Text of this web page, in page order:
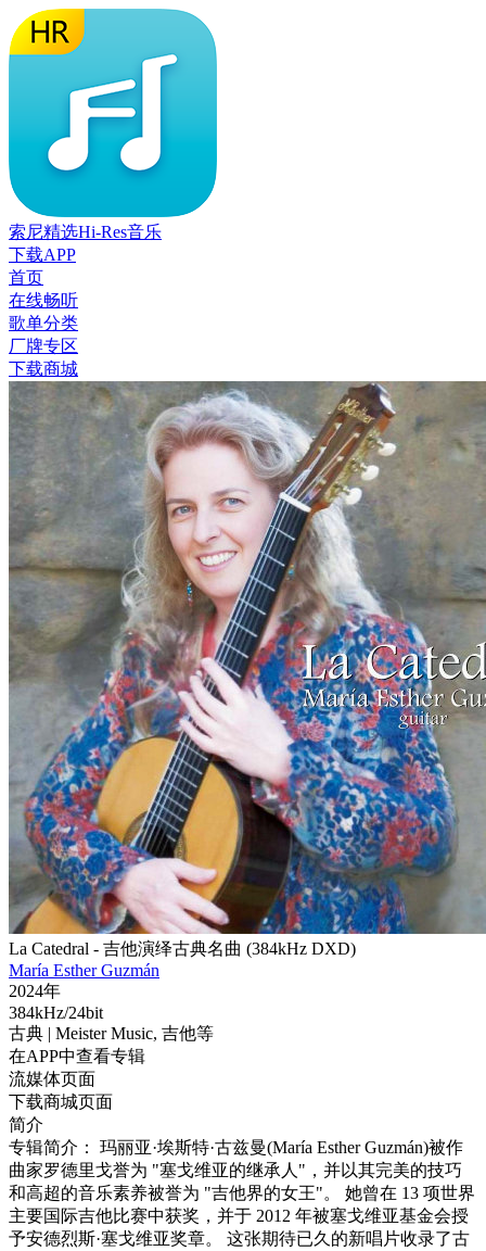
索尼精选Hi-Res音乐
下载APP
首页
在线畅听
歌单分类
厂牌专区
下载商城
La Catedral - 吉他演绎古典名曲 (384kHz DXD)
María Esther Guzmán
2024年
384kHz/24bit
古典 | Meister Music, 吉他等
在APP中查看专辑
流媒体页面
下载商城页面
简介
专辑简介： 玛丽亚·埃斯特·古兹曼(María Esther Guzmán)被作
曲家罗德里戈誉为 "塞戈维亚的继承人"，并以其完美的技巧
和高超的音乐素养被誉为 "吉他界的女王"。 她曾在 13 项世界
主要国际吉他比赛中获奖，并于 2012 年被塞戈维亚基金会授
予安德烈斯·塞戈维亚奖章。 这张期待已久的新唱片收录了古